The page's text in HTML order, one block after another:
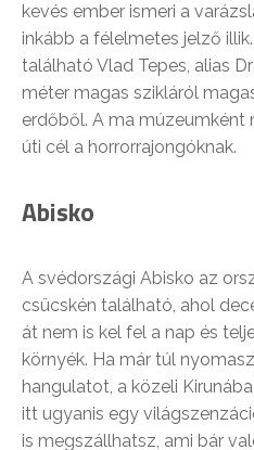
kevés ember ismeri a
inkább a félelmetes jelző
található Vlad Tepes, alias
méter magas szikláról
erdőből. A ma
úti cél a horrorrajongóknak.
Abisko
A svédországi Abisko az
csücskén található, ahol
át nem is kel fel a nap és
környék. Ha már túl
hangulatot, a közeli
itt ugyanis egy
is megszállhatsz, ami bár